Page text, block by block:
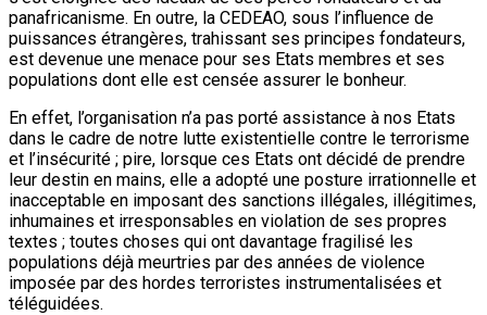
panafricanisme. En outre, la CEDEAO, sous l’influence de
puissances étrangères, trahissant ses principes fondateurs,
est devenue une menace pour ses Etats membres et ses
populations dont elle est censée assurer le bonheur.
En effet, l’organisation n’a pas porté assistance à nos Etats
dans le cadre de notre lutte existentielle contre le terrorisme
et l’insécurité ; pire, lorsque ces Etats ont décidé de prendre
leur destin en mains, elle a adopté une posture irrationnelle et
inacceptable en imposant des sanctions illégales, illégitimes,
inhumaines et irresponsables en violation de ses propres
textes ; toutes choses qui ont davantage fragilisé les
populations déjà meurtries par des années de violence
imposée par des hordes terroristes instrumentalisées et
téléguidées.